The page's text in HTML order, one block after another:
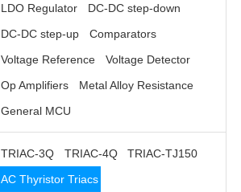
LDO Regulator
DC-DC step-down
DC-DC step-up
Comparators
Voltage Reference
Voltage Detector
Op Amplifiers
Metal Alloy Resistance
General MCU
TRIAC-3Q TRIAC-4Q
TRIAC-TJ150
AC Thyristor Triacs